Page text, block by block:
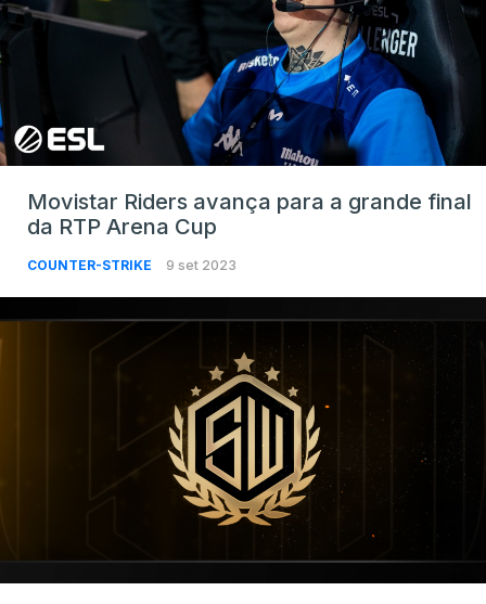
Movistar Riders avança para a grande final
da RTP Arena Cup
COUNTER-STRIKE 9 set 2023